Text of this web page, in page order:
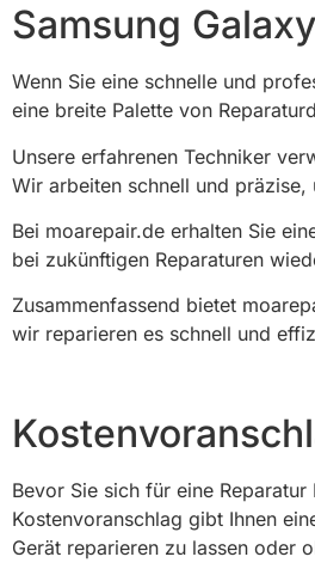
Samsung
Wenn Sie eine schnelle und
eine breite Palette von
Unsere erfahrenen Techniker
Wir arbeiten schnell und
Bei moarepair.de erhalten Sie
bei zukünftigen Reparaturen
Zusammenfassend bietet
wir reparieren es schnell und
Bevor Sie sich für eine
Kostenvoranschlag gibt Ihnen
Gerät reparieren zu lassen oder